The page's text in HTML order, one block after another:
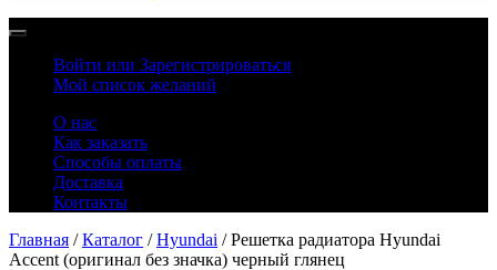
Войти или Зарегистрироваться
Мой список желаний
О нас
Как заказать
Способы оплаты
Доставка
Контакты
Главная /Каталог /Hyundai / Решетка радиатора Hyundai
Accent (оригинал без значка) черный глянец